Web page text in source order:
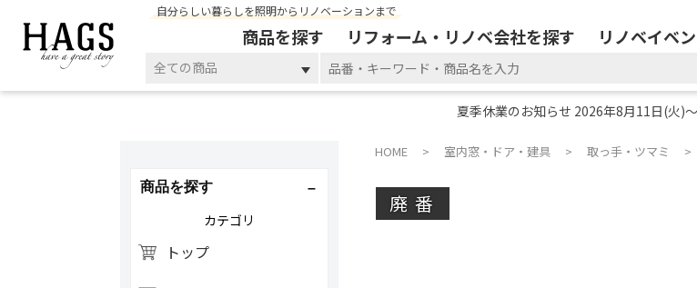
自分らしい暮らしを照明からリノベーションまで
商品を探す リフォーム・リノベ会社を探す リノベイベ
全ての商品
夏季休業のお知らせ 2026年8月11日(火)
HOME 室内窓・ドア・建具 取っ手・ツマミ
廃番
商品を探す
カテゴリ
トップ